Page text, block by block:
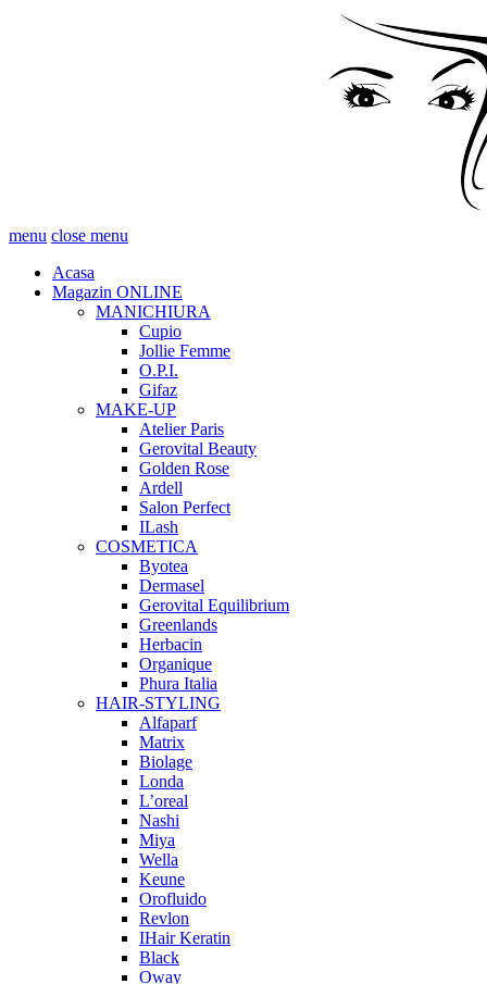
menu close menu
Acasa
Magazin ONLINE
MANICHIURA
Cupio
Jollie Femme
O.P.I.
Gifaz
MAKE-UP
Atelier Paris
Gerovital Beauty
Golden Rose
Ardell
Salon Perfect
ILash
COSMETICA
Byotea
Dermasel
Gerovital Equilibrium
Greenlands
Herbacin
Organique
Phura Italia
HAIR-STYLING
Alfaparf
Matrix
Biolage
Londa
L’oreal
Nashi
Miya
Wella
Keune
Orofluido
Revlon
IHair Keratin
Black
Oway